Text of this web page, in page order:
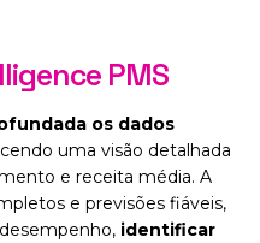
PMS
os dados
uma visão detalhada
e receita média. A
e previsões fiáveis,
identificar